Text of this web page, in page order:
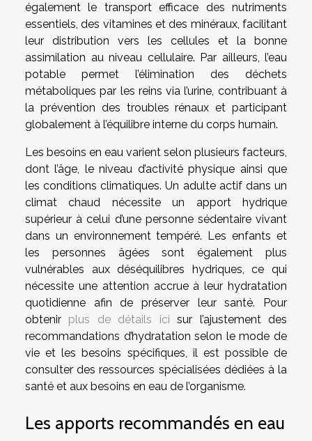
également le transport efficace des nutriments
essentiels, des vitamines et des minéraux, facilitant
leur distribution vers les cellules et la bonne
assimilation au niveau cellulaire. Par ailleurs, l’eau
potable permet l’élimination des déchets
métaboliques par les reins via l’urine, contribuant à
la prévention des troubles rénaux et participant
globalement à l’équilibre interne du corps humain.
Les besoins en eau varient selon plusieurs facteurs,
dont l’âge, le niveau d’activité physique ainsi que
les conditions climatiques. Un adulte actif dans un
climat chaud nécessite un apport hydrique
supérieur à celui d’une personne sédentaire vivant
dans un environnement tempéré. Les enfants et
les personnes âgées sont également plus
vulnérables aux déséquilibres hydriques, ce qui
nécessite une attention accrue à leur hydratation
quotidienne afin de préserver leur santé. Pour
obtenir plus de détails ici sur l’ajustement des
recommandations d’hydratation selon le mode de
vie et les besoins spécifiques, il est possible de
consulter des ressources spécialisées dédiées à la
santé et aux besoins en eau de l’organisme.
Les apports recommandés en eau